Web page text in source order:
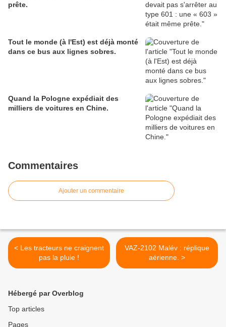
prête.
Tout le monde (à l'Est) est déjà monté
dans ce bus aux lignes sobres.
Quand la Pologne expédiait des
milliers de voitures en Chine.
Commentaires
Ajouter un commentaire
< Les tracteurs ne craignent
pas la pluie !
VAZ-2102 Malév : réplique
aérienne. >
Hébergé par Overblog
Top articles
Pages